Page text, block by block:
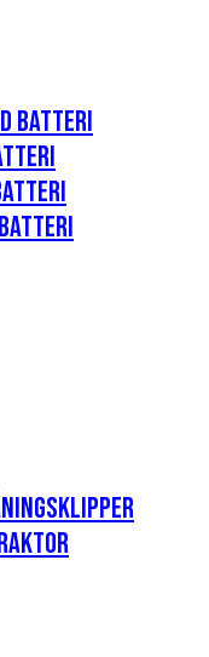
batteri